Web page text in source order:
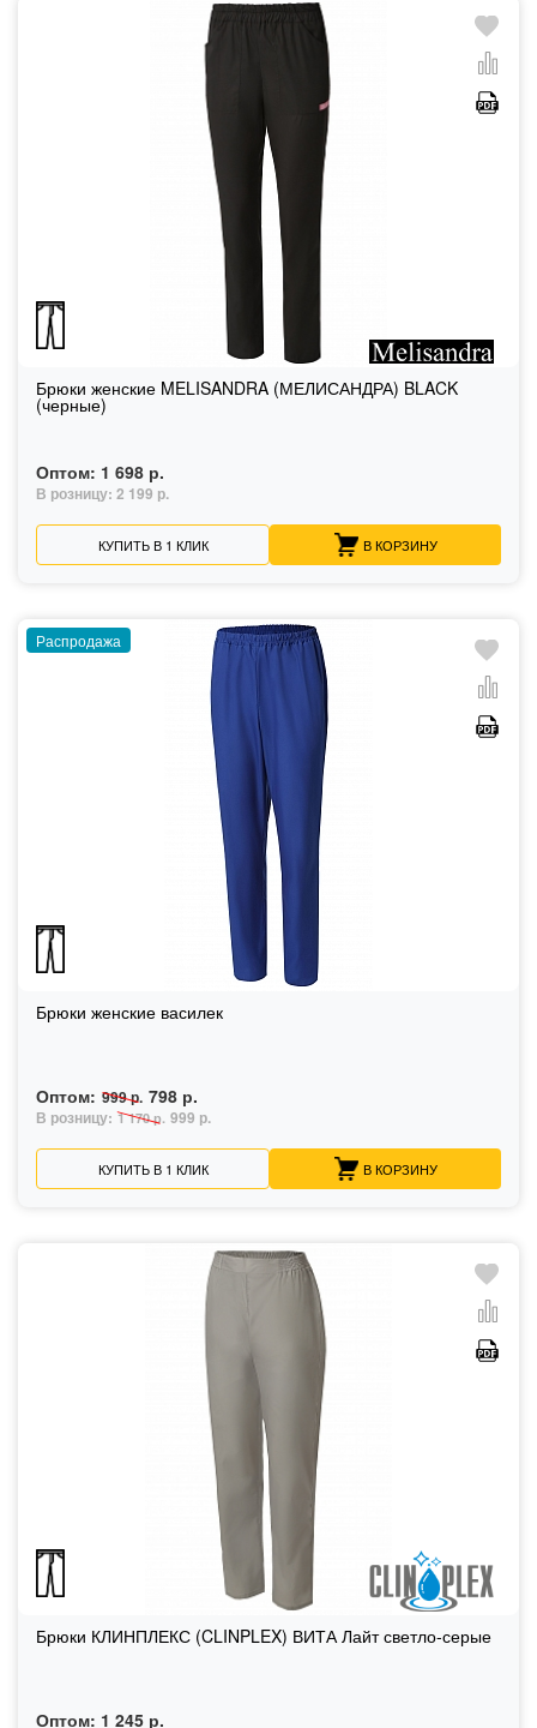
Брюки женские MELISANDRA (МЕЛИСАНДРА) BLACK
(черные)
Оптом: 1 698 р.
В розницу: 2 199 р.
КУПИТЬ В 1 КЛИК В КОРЗИНУ
Распродажа
Брюки женские василек
Оптом: 999 р. 798 р.
В розницу: 1 170 р. 999 р.
КУПИТЬ В 1 КЛИК В КОРЗИНУ
Брюки КЛИНПЛЕКС (CLINPLEX) ВИТА Лайт светло-серые
Оптом: 1 245 р.